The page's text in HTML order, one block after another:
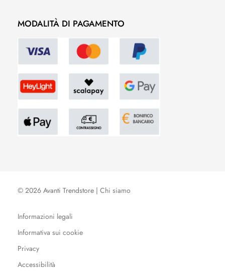
MODALITÀ DI PAGAMENTO
© 2026 Avanti Trendstore | Chi siamo
Informazioni legali
Informativa sui cookie
Privacy
Accessibilità